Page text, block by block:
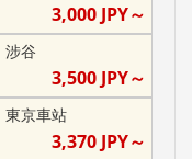
3,000 JPY～
涉谷
3,500 JPY～
東京車站
3,370 JPY～